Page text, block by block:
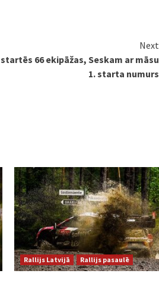
Next
startēs 66 ekipāžas, Seskam ar māsu
1. starta numurs
Rallijs Latvijā Rallijs pasaulē